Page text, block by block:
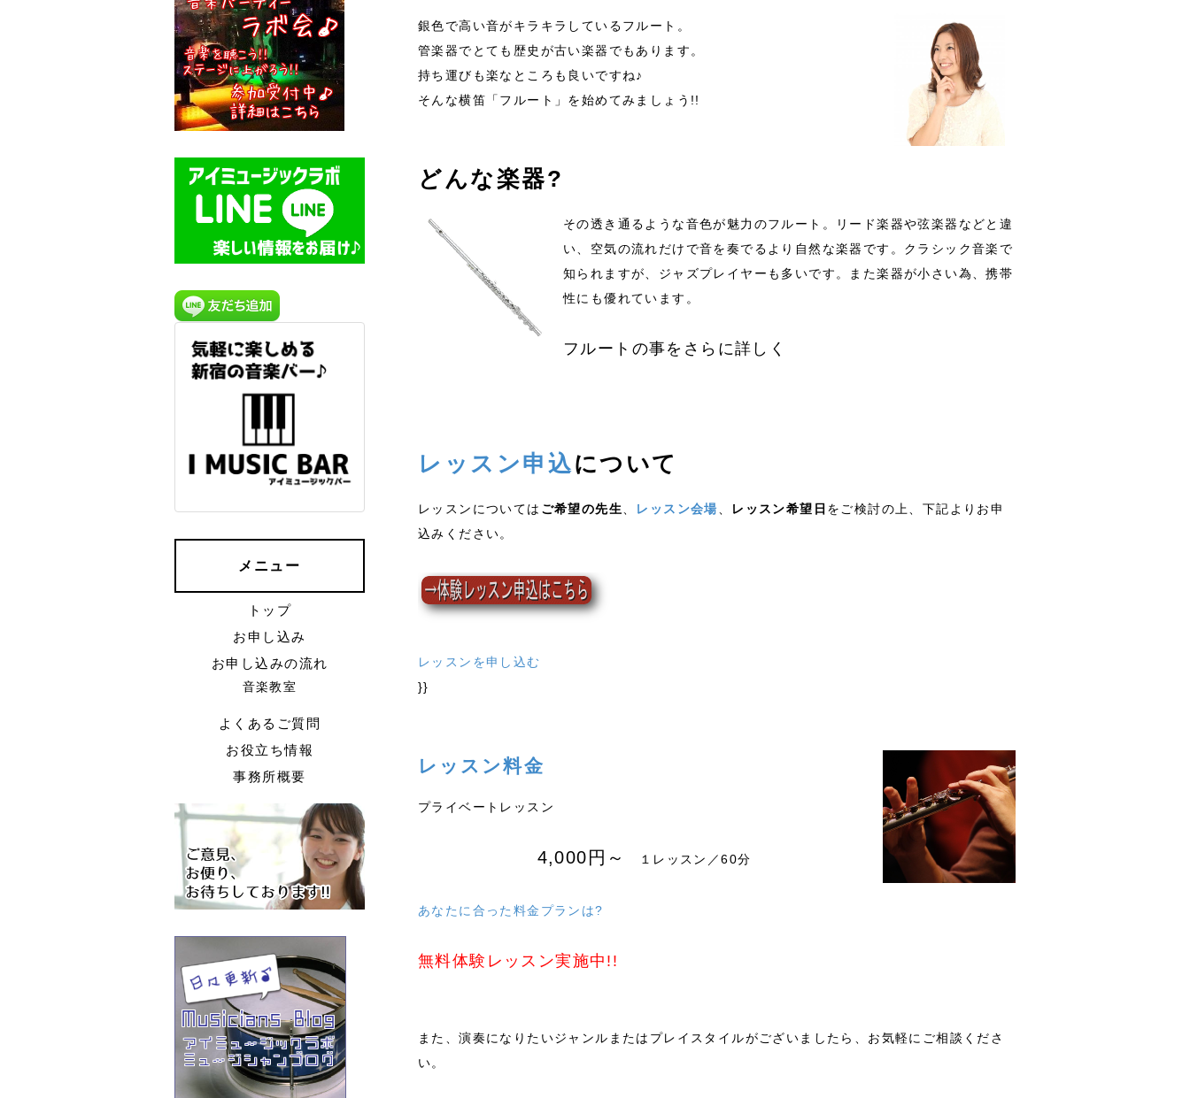
銀色で高い音がキラキラしているフルート。
管楽器でとても歴史が古い楽器でもあります。
持ち運びも楽なところも良いですね♪
そんな横笛「フルート」を始めてみましょう!!
どんな楽器?
その透き通るような音色が魅力のフルート。リード楽器や弦楽器などと違
い、空気の流れだけで音を奏でるより自然な楽器です。クラシック音楽で
知られますが、ジャズプレイヤーも多いです。また楽器が小さい為、携帯
性にも優れています。
フルートの事をさらに詳しく
レッスン申込について
レッスンについては ご希望の先生 レッスン会場 レッスン希望日 をご検討の上、下記よりお申
込みください。
レッスンを申し込む
}}
レッスン料金
プライベートレッスン
4,000円～ １レッスン／60分
あなたに合った料金プランは?
無料体験レッスン実施中!!
また、演奏になりたいジャンルまたはプレイスタイルがございましたら、お気軽にご相談くださ
い。
メニュー
トップ
お申し込み
お申し込みの流れ
音楽教室
よくあるご質問
お役立ち情報
事務所概要